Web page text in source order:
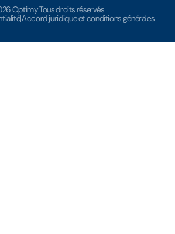
Optimy Tous droits réservés
|Accord juridique et conditions générales